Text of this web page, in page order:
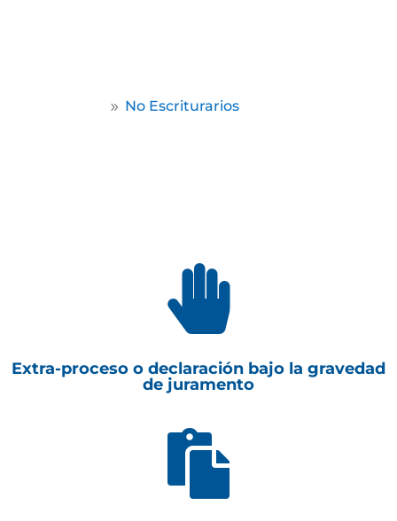
9 No Escriturarios

Extra-proceso o declaración bajo la gravedad
de juramento
